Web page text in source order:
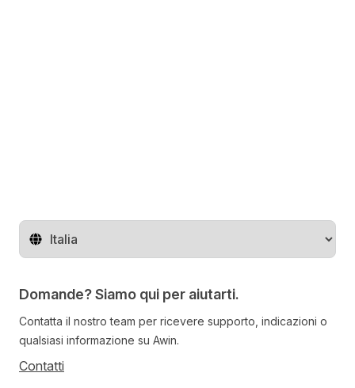
Cambia regione
Domande? Siamo qui per aiutarti.
Contatta il nostro team per ricevere supporto, indicazioni o
qualsiasi informazione su Awin.
Contatti